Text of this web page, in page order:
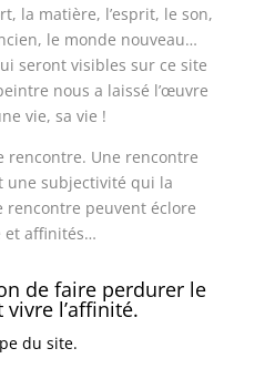
la matière, l’esprit, le son,
le monde nouveau…
seront visibles sur ce site
nous a laissé l’œuvre
vie, sa vie !
rencontre. Une rencontre
subjectivité qui la
rencontre peuvent éclore
et affinités…
de faire perdurer le
l’affinité.
du site.